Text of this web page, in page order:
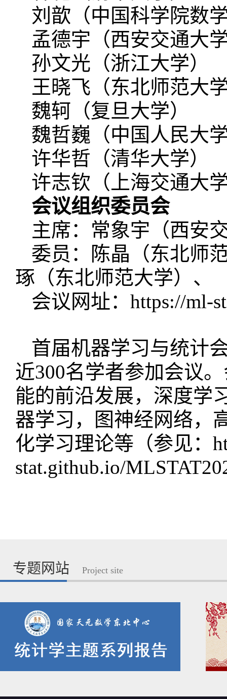
刘歆（中国科学院数
孟德宇（西安交通大
孙文光（浙江大学）
王晓飞（东北师范大
魏轲（复旦大学）
魏哲巍（中国人民大
许华哲（清华大学）
许志钦（上海交通大
会议组织委员会
主席：常象宇（西安
委员：陈晶（东北师
琢（东北师范大学）、
会议网址：https://ml-
首届机器学习与统计
近300名学者参加会议
能的前沿发展，深度学
器学习，图神经网络，
化学习理论等（参见：
stat.github.io/
专题网站 Project site